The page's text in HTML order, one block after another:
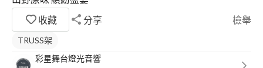
收藏
分享 檢舉
TRUSS架
彩星舞台燈光音響